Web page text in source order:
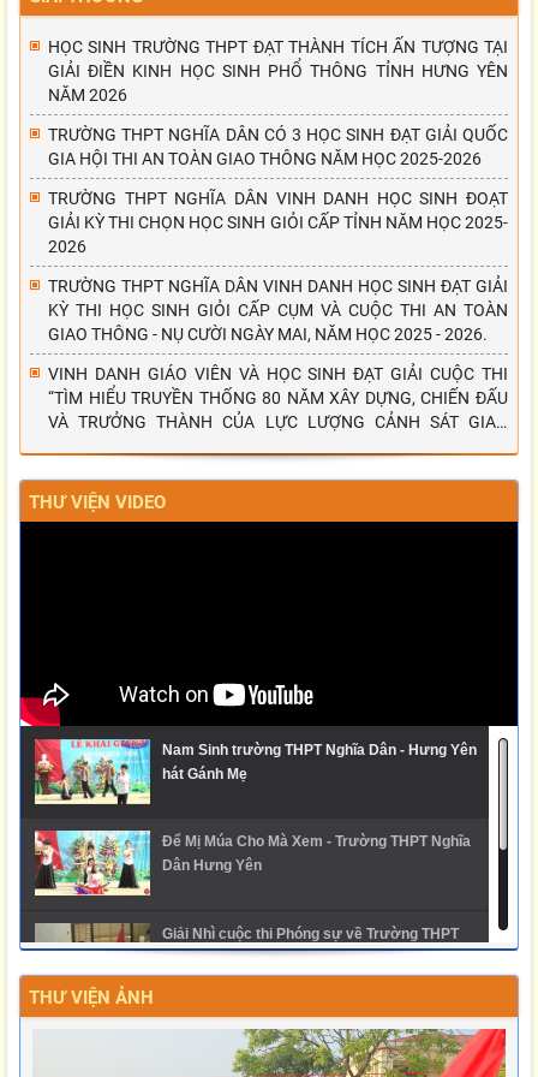
HỌC SINH TRƯỜNG THPT ĐẠT THÀNH TÍCH ẤN TƯỢNG TẠI
GIẢI ĐIỀN KINH HỌC SINH PHỔ THÔNG TỈNH HƯNG YÊN
NĂM 2026
TRƯỜNG THPT NGHĨA DÂN CÓ 3 HỌC SINH ĐẠT GIẢI QUỐC
GIA HỘI THI AN TOÀN GIAO THÔNG NĂM HỌC 2025-2026
TRƯỜNG THPT NGHĨA DÂN VINH DANH HỌC SINH ĐOẠT
GIẢI KỲ THI CHỌN HỌC SINH GIỎI CẤP TỈNH NĂM HỌC 2025-
2026
TRƯỜNG THPT NGHĨA DÂN VINH DANH HỌC SINH ĐẠT GIẢI
KỲ THI HỌC SINH GIỎI CẤP CỤM VÀ CUỘC THI AN TOÀN
GIAO THÔNG - NỤ CƯỜI NGÀY MAI, NĂM HỌC 2025 - 2026.
VINH DANH GIÁO VIÊN VÀ HỌC SINH ĐẠT GIẢI CUỘC THI
“TÌM HIỂU TRUYỀN THỐNG 80 NĂM XÂY DỰNG, CHIẾN ĐẤU
VÀ TRƯỞNG THÀNH CỦA LỰC LƯỢNG CẢNH SÁT GIAO
THƯ VIỆN VIDEO
Nam Sinh trường THPT Nghĩa Dân - Hưng Yên
hát Gánh Mẹ
Để Mị Múa Cho Mà Xem - Trường THPT Nghĩa
Dân Hưng Yên
Giải Nhì cuộc thi Phóng sự về Trường THPT
Nghĩa Dân
Ngày hội trải nghiệm STEM 2025 - THPT Nghĩa
THƯ VIỆN ẢNH